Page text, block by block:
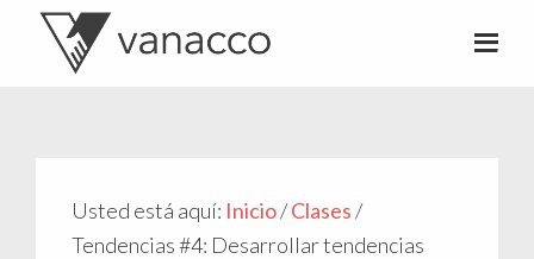
Usted está aquí: Inicio/Clases/
Tendencias #4: Desarrollar tendencias